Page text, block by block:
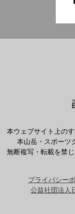
本ウェブサイト上の
本山岳・スポーツ
無断複写・転載を禁
プライバシー
公益社団法人